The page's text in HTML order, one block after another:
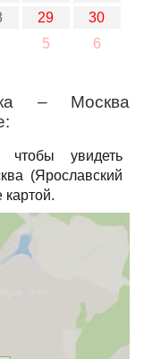
29
30
5 6
– Москва
чтобы увидеть
(Ярославский
картой.